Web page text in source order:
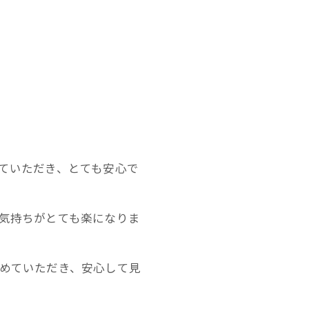
いただき、とても安心で
持ちがとても楽になりま
ていただき、安心して見